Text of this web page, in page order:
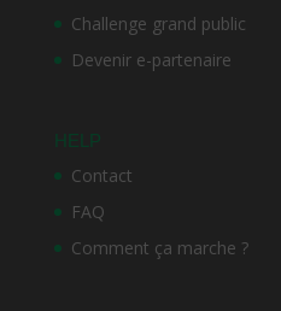
Challenge grand public
Devenir e-partenaire
HELP
Contact
FAQ
Comment ça marche ?